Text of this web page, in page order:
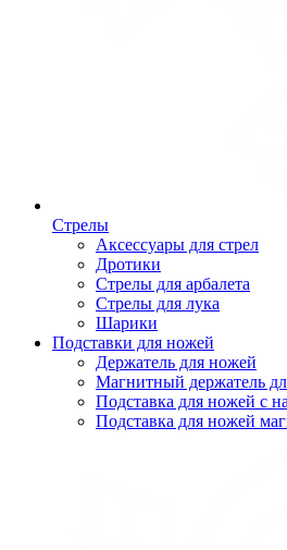
Стрелы
Аксессуары для стрел
Дротики
Стрелы для арбалета
Стрелы для лука
Шарики
Подставки для ножей
Держатель для ножей
Магнитный держатель
Подставка для ножей с
Подставка для ножей